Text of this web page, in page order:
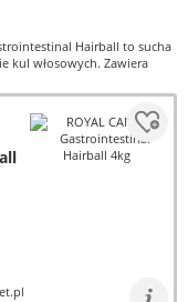
Hairball to sucha
kul włosowych. Zawiera